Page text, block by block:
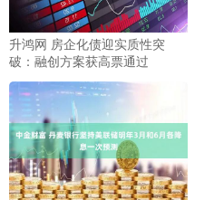
升鸿网 房企化债迎实质性突
破：融创方案获高票通过